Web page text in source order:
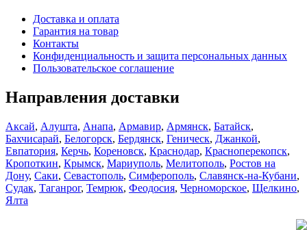
Доставка и оплата
Гарантия на товар
Контакты
Конфиденциальность и защита персональных данных
Пользовательское соглашение
Направления доставки
Аксай, Алушта, Анапа, Армавир, Армянск, Батайск,
Бахчисарай, Белогорск, Бердянск, Геническ, Джанкой,
Евпатория, Керчь, Кореновск, Краснодар, Красноперекопск,
Кропоткин, Крымск, Мариуполь, Мелитополь, Ростов на
Дону, Саки, Севастополь, Симферополь, Славянск-на-Кубани,
Судак, Таганрог, Темрюк, Феодосия, Черноморское, Щелкино,
Ялта